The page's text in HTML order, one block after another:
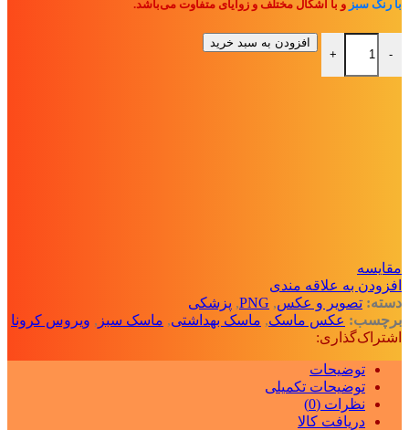
با رنگ سبز و با اشکال مختلف و زوایای متفاوت می‌باشد.
-
+
افزودن به سبد خرید
مقايسه
افزودن به علاقه مندی
دسته: تصویر و عکس,
PNG
, پزشکی
برچسب: عکس ماسک, ماسک بهداشتی, ماسک سبز , ویروس کرونا
اشتراک‌گذاری:
توضیحات
توضیحات تکمیلی
نظرات (0)
دریافت کالا